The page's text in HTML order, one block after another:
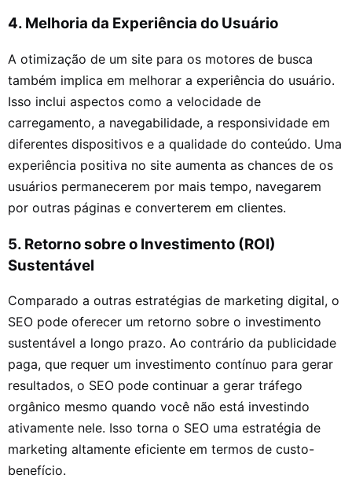
4. Melhoria da Experiência do Usuário
A otimização de um site para os motores de busca
também implica em melhorar a experiência do usuário.
Isso inclui aspectos como a velocidade de
carregamento, a navegabilidade, a responsividade em
diferentes dispositivos e a qualidade do conteúdo. Uma
experiência positiva no site aumenta as chances de os
usuários permanecerem por mais tempo, navegarem
por outras páginas e converterem em clientes.
5. Retorno sobre o Investimento (ROI)
Sustentável
Comparado a outras estratégias de marketing digital, o
SEO pode oferecer um retorno sobre o investimento
sustentável a longo prazo. Ao contrário da publicidade
paga, que requer um investimento contínuo para gerar
resultados, o SEO pode continuar a gerar tráfego
orgânico mesmo quando você não está investindo
ativamente nele. Isso torna o SEO uma estratégia de
marketing altamente eficiente em termos de custo-
benefício.